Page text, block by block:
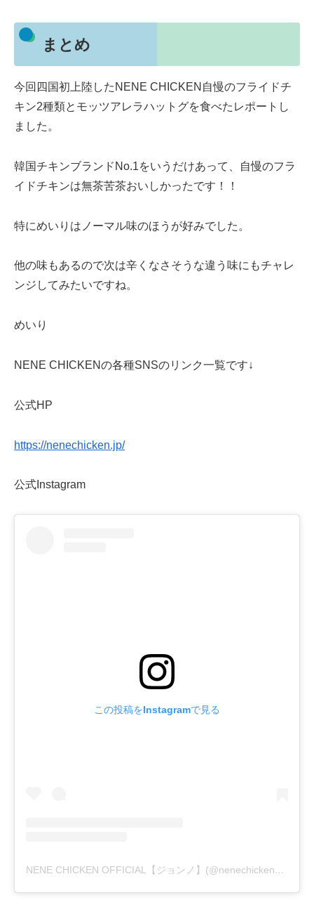
まとめ
今回四国初上陸したNENE CHICKEN自慢のフライドチ
キン2種類とモッツアレラハットグを食べたレポートし
ました。
韓国チキンブランドNo.1をいうだけあって、自慢のフラ
イドチキンは無茶苦茶おいしかったです！！
特にめいりはノーマル味のほうが好みでした。
他の味もあるので次は辛くなさそうな違う味にもチャレ
ンジしてみたいですね。
めいり
NENE CHICKENの各種SNSのリンク一覧です↓
公式HP
https://nenechicken.jp/
公式Instagram
この投稿をInstagramで見る
NENE CHICKEN OFFICIAL【ジョンノ】(@nenechicken_official_jp)がシェアした投稿